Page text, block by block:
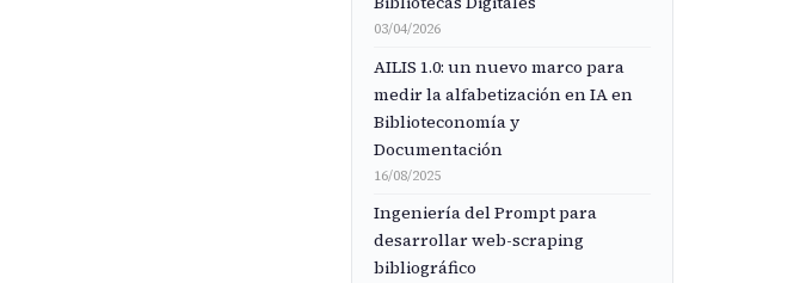
03/04/2026
AILIS 1.0: un nuevo marco para
medir la alfabetización en IA en
Biblioteconomía y
Documentación
16/08/2025
Ingeniería del Prompt para
desarrollar web-scraping
bibliográfico